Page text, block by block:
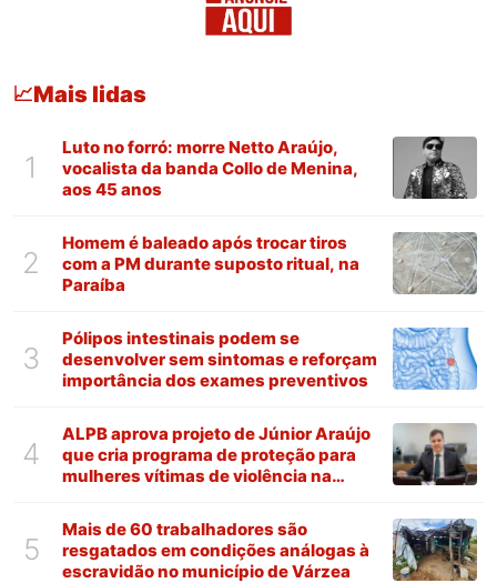
📈Mais lidas
1
Luto no forró: morre Netto Araújo,
vocalista da banda Collo de Menina,
aos 45 anos
2
Homem é baleado após trocar tiros
com a PM durante suposto ritual, na
Paraíba
3
Pólipos intestinais podem se
desenvolver sem sintomas e reforçam
importância dos exames preventivos
4
ALPB aprova projeto de Júnior Araújo
que cria programa de proteção para
mulheres vítimas de violência na
5
Mais de 60 trabalhadores são
resgatados em condições análogas à
escravidão no município de Várzea